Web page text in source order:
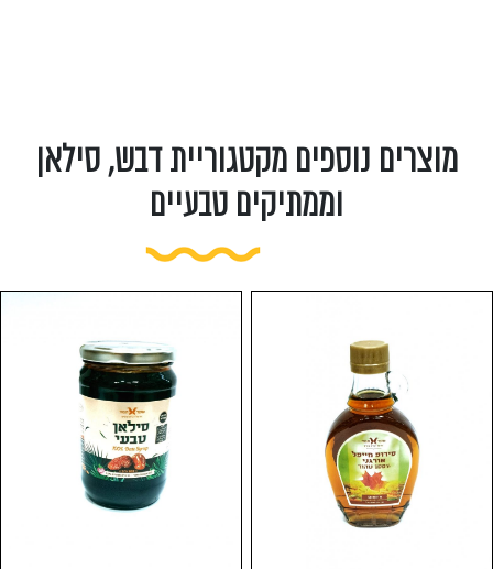
מוצרים נוספים מקטגוריית דבש, סילאן
וממתיקים טבעיים